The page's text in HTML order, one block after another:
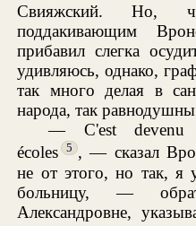
Свияжский. Но,
поддакивающим
прибавил слегка
удивляюсь, однако,
так много делая в
народа, так
— C'est devenu
écoles
5 , — сказал
не от этого, но так, я
больницу, —
Александровне,